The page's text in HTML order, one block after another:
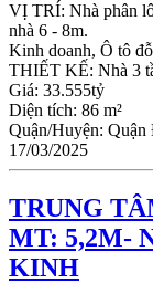
VỊ TRÍ: Nhà phân
nhà 6 - 8m.
Kinh doanh, Ô tô
THIẾT KẾ: Nhà 3
Giá: 33.555tỷ
Diện tích: 86 m²
Quận/Huyện: Quận
17/03/2025
TRUNG
MT: 5,2M-
KINH